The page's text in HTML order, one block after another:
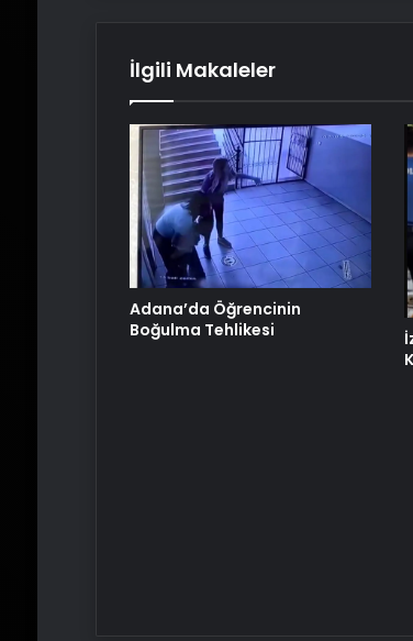
İlgili Makaleler
Adana’da Öğrencinin
Boğulma Tehlikesi